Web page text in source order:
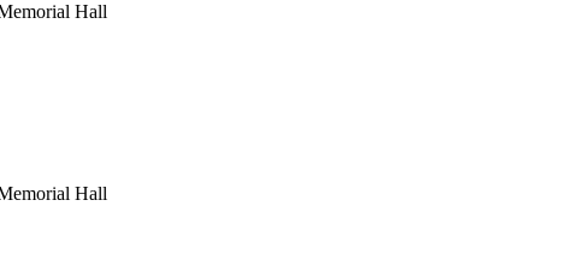
Hall
Hall